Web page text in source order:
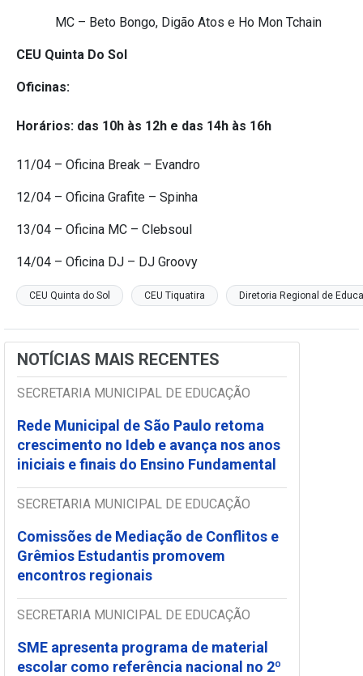
MC – Beto Bongo, Digão Atos e Ho Mon Tchain
CEU Quinta Do Sol
Oficinas:
Horários: das 10h às 12h e das 14h às 16h
11/04 – Oficina Break – Evandro
12/04 – Oficina Grafite – Spinha
13/04 – Oficina MC – Clebsoul
14/04 – Oficina DJ – DJ Groovy
CEU Quinta do Sol CEU Tiquatira Diretoria Regional de
NOTÍCIAS MAIS RECENTES
SECRETARIA MUNICIPAL DE EDUCAÇÃO
Rede Municipal de São Paulo retoma
crescimento no Ideb e avança nos anos
iniciais e finais do Ensino Fundamental
SECRETARIA MUNICIPAL DE EDUCAÇÃO
Comissões de Mediação de Conflitos e
Grêmios Estudantis promovem
encontros regionais
SECRETARIA MUNICIPAL DE EDUCAÇÃO
SME apresenta programa de material
escolar como referência nacional no 2º